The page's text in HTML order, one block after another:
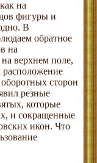
на
фигуры и
В
обратное
на
верхнем поле,
расположение
сторон
резные
которые
и сокращенные
икон. Что